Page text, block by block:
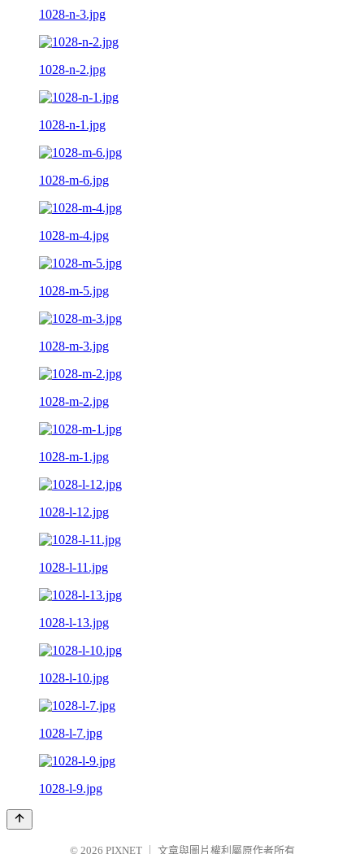
1028-n-3.jpg
1028-n-2.jpg
1028-n-1.jpg
1028-m-6.jpg
1028-m-4.jpg
1028-m-5.jpg
1028-m-3.jpg
1028-m-2.jpg
1028-m-1.jpg
1028-l-12.jpg
1028-l-11.jpg
1028-l-13.jpg
1028-l-10.jpg
1028-l-7.jpg
1028-l-9.jpg
© 2026 PIXNET 文章與圖片權利屬原作者所有